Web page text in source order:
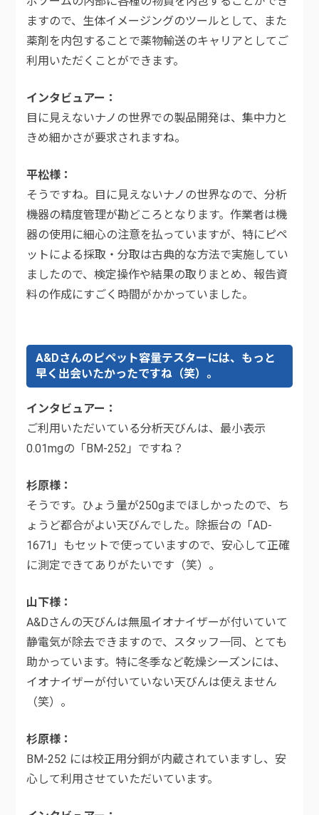
ますので、生体イメージングのツールとして、また
薬剤を内包することで薬物輸送のキャリアとしてご
利用いただくことができます。
インタビュアー
目に見えないナノの世界での製品開発は、集中力と
きめ細かさが要求されますね。
平松様
そうですね。目に見えないナノの世界なので、分析
機器の精度管理が勘どころとなります。作業者は機
器の使用に細心の注意を払っていますが、特にピペ
ットによる採取・分取は古典的な方法で実施してい
ましたので、検定操作や結果の取りまとめ、報告資
料の作成にすごく時間がかかっていました。
A&Dさんのピペット容量テスターには、もっと
早く出会いたかったですね（笑）。
インタビュアー
ご利用いただいている分析天びんは、最小表示
0.01mgの「BM-252」ですね？
杉原様
そうです。ひょう量が250gまでほしかったので、ち
ょうど都合がよい天びんでした。除振台の「AD-
1671」もセットで使っていますので、安心して正確
に測定できてありがたいです（笑）。
山下様
A&Dさんの天びんは無風イオナイザーが付いていて
静電気が除去できますので、スタッフ一同、とても
助かっています。特に冬季など乾燥シーズンには、
イオナイザーが付いていない天びんは使えません
（笑）。
杉原様
BM-252 には校正用分銅が内蔵されていますし、安
心して利用させていただいています。